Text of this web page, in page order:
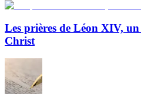
Les prières de Léon XIV,
Christ